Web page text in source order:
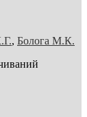
, Болога М.К.